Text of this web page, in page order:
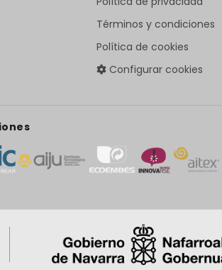
Términos y condiciones
Política de cookies
Configurar cookies